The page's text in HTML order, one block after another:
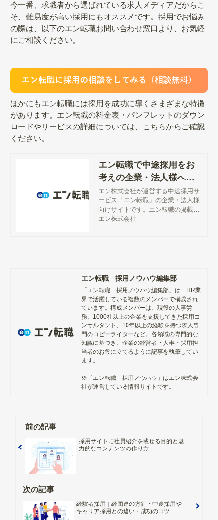
今一番、求職者から選ばれている求人メディアだからこ
そ、難易度が高い採用にもオススメです。採用でお悩み
の際は、以下のエン転職お問い合わせ窓口より、お気軽
にご相談ください。
ほかにもエン転職には採用を成功に導くさまざまな特徴
があります。エン転職の料金表・パンフレットのダウン
ロードやサービスの詳細については、こちらからご確認
ください。
エン転職で中途採用をお
考えの企業・法人様へ
【公式】
エン株式会社が運営する中途採用サ
ービス「エン転職」の企業・法人様
向けサイトです。エン転職の掲載料
金、サービス詳細、特徴、評判、採
エン株式会社
エン転職 採用ノウハウ編集部
「エン転職　採用ノウハウ編集部」は、HR業
界で活躍している複数のメンバーで構成され
ています。構成メンバーは、現役の人事労
務、1000社以上の企業を支援してきた採用コ
ンサルタント、10年以上の経験を持つ求人専
門のコピーライターなど。各領域の専門的な
知識に基づき、企業の経営者・人事・採用担
当者のお役に立てるように記事を執筆してい
ます。
※「エン転職　採用ノウハウ」はエン株式会
社が運営している情報サイトです。
前の記事
採用サイトに社員紹介を載せる目的と魅
力的なコンテンツの作り方
次の記事
経験者採用｜経団連の方針・中途採用や
キャリア採用との違い・成功のコツ